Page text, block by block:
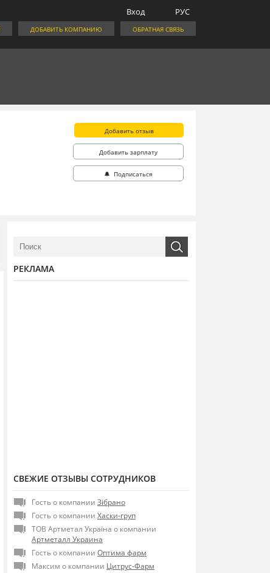
РУС
Вход
ОБРАТНАЯ СВЯЗЬ
ДОБАВИТЬ КОМПАНИЮ
Добавить отзыв
Добавить зарплату
🔔 Подписаться
РЕКЛАМА
СВЕЖИЕ ОТЗЫВЫ СОТРУДНИКОВ
Гость о компании Зібрано
Гость о компании Хаски-груп
ТОВ Артметал Україна о компании
Артметалл Украина
Гость о компании Оптима фарм
Максим о компании Цитрус-Фарм